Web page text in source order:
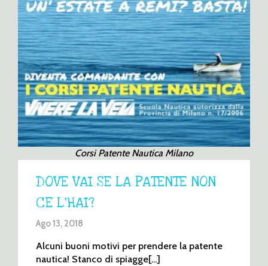
Corsi Patente Nautica Milano
DOVE VAI SE LA PATENTE NON
CE L’HAI?
Ago 13, 2018
Alcuni buoni motivi per prendere la patente
nautica! Stanco di spiagge[...]